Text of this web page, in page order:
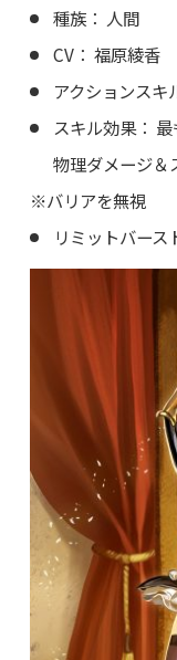
種族： 人間
CV： 福原綾香
アクションスキ
スキル効果：
物理ダメージ＆
※バリアを無視
リミットバース